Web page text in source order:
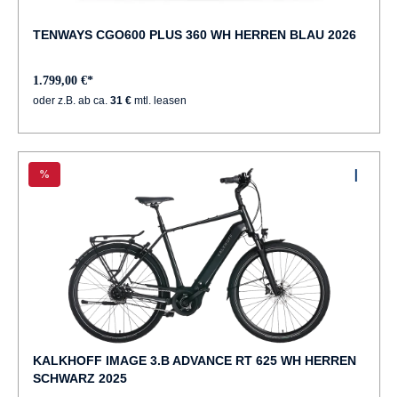
TENWAYS CGO600 PLUS 360 WH HERREN BLAU 2026
1.799,00 €*
oder z.B. ab ca. 31 € mtl. leasen
%
KALKHOFF IMAGE 3.B ADVANCE RT 625 WH HERREN
SCHWARZ 2025